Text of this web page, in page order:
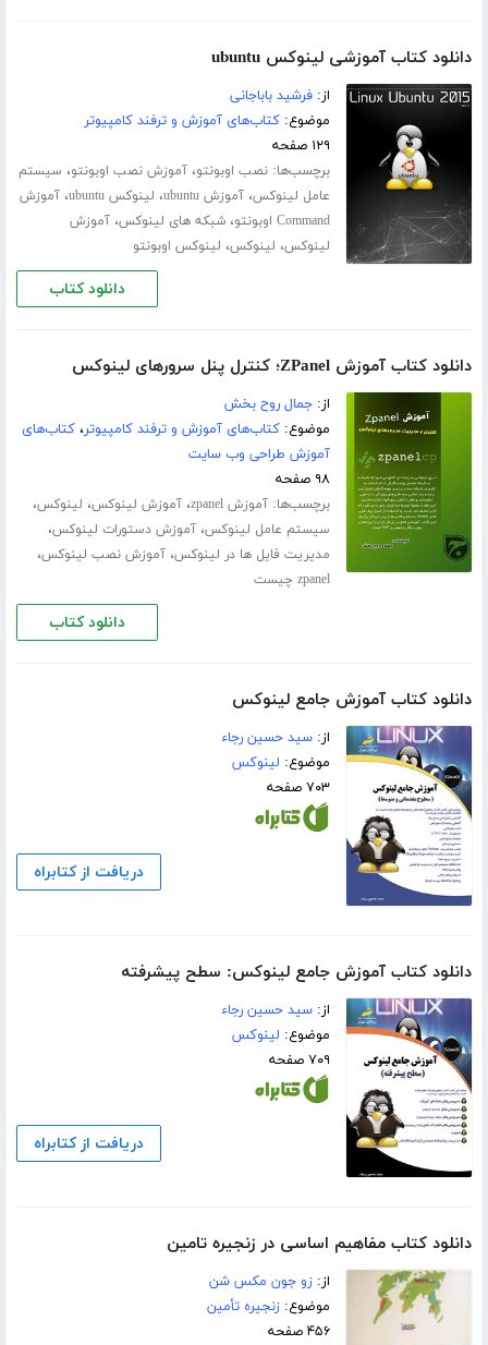
دانلود کتاب آموزشی لینوکس ubuntu
از:فرشید باباجانی
موضوع:کتاب‌های آموزش و ترفند کامپیوتر
۱۲۹ صفحه
برچسب‌ها:نصب اوبونتو،آموزش نصب اوبونتو، سیستم
عامل لینوکس،آموزش ubuntu ، لینوکس ubuntu ،آموزش
Command اوبونتو
،شبکه های لینوکس،آموزش
لینوکس، لینوکس، لینوکس اوبونتو
دانلود کتاب
دانلود کتاب آموزش ZPanel؛ کنترل پنل سرورهای لینوکس
از:جمال روح بخش
موضوع:کتاب‌های آموزش و ترفند کامپیوتر،کتاب‌های
آموزش طراحی وب سایت
۹۸ صفحه
برچسب‌ها:آموزش zpanel ،آموزش لینوکس، لینوکس،
سیستم عامل لینوکس،آموزش دستورات لینوکس،
مدیریت فایل ها در لینوکس،آموزش نصب لینوکس،
zpanel چیست
دانلود کتاب
دانلود کتاب آموزش جامع لینوکس
از:سید حسین رجاء
موضوع: لینوکس
۷۰۳ صفحه
دریافت از کتابراه
دانلود کتاب آموزش جامع لینوکس: سطح پیشرفته
از:سید حسین رجاء
موضوع: لینوکس
۷۰۹ صفحه
دریافت از کتابراه
دانلود کتاب مفاهیم اساسی در زنجیره تامین
از:زو جون مکس شن
موضوع:زنجیره تأمین
۴۵۶ صفحه